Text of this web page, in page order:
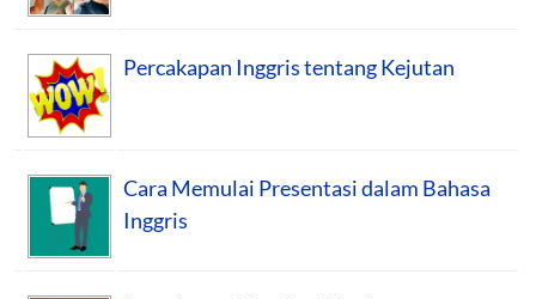
Percakapan Inggris tentang Kejutan
Cara Memulai Presentasi dalam Bahasa
Inggris